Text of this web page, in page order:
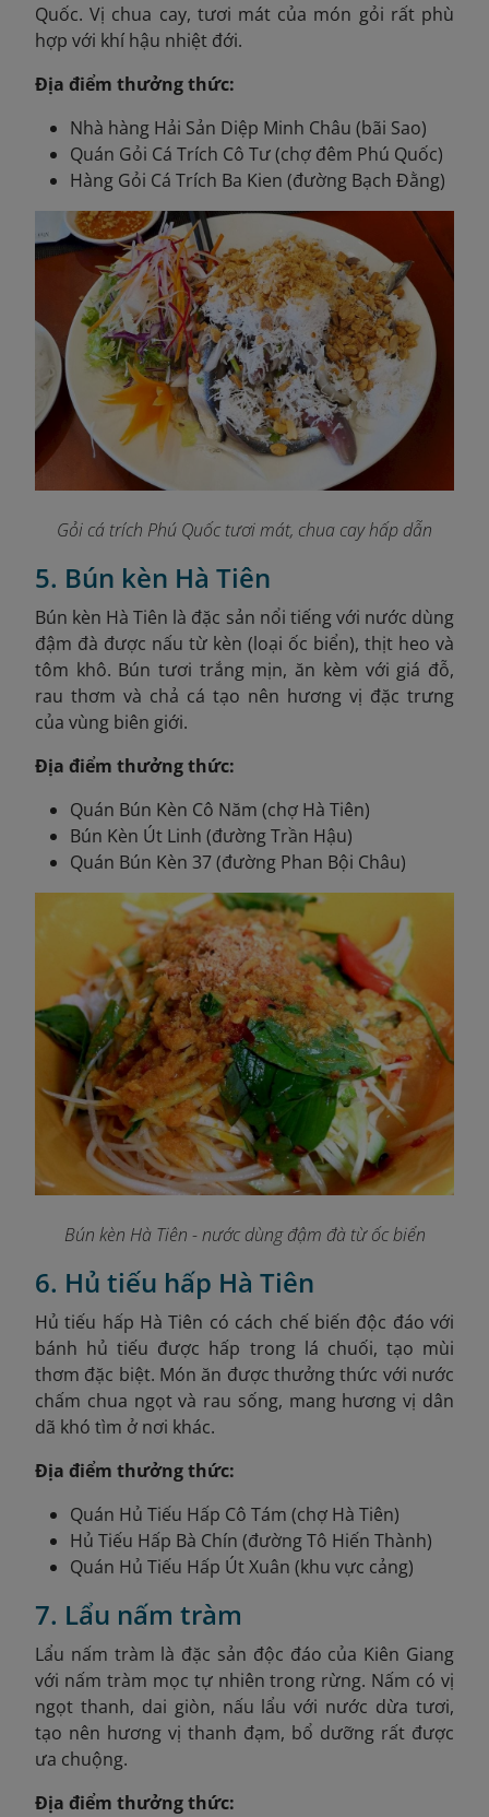
Quốc. Vị chua cay, tươi mát của món gỏi rất phù
hợp với khí hậu nhiệt đới.
Địa điểm thưởng thức:
Nhà hàng Hải Sản Diệp Minh Châu (bãi Sao)
Quán Gỏi Cá Trích Cô Tư (chợ đêm Phú Quốc)
Hàng Gỏi Cá Trích Ba Kien (đường Bạch Đằng)
Gỏi cá trích Phú Quốc tươi mát, chua cay hấp dẫn
5. Bún kèn Hà Tiên
Bún kèn Hà Tiên là đặc sản nổi tiếng với nước dùng
đậm đà được nấu từ kèn (loại ốc biển), thịt heo và
tôm khô. Bún tươi trắng mịn, ăn kèm với giá đỗ,
rau thơm và chả cá tạo nên hương vị đặc trưng
của vùng biên giới.
Địa điểm thưởng thức:
Quán Bún Kèn Cô Năm (chợ Hà Tiên)
Bún Kèn Út Linh (đường Trần Hậu)
Quán Bún Kèn 37 (đường Phan Bội Châu)
Bún kèn Hà Tiên - nước dùng đậm đà từ ốc biển
6. Hủ tiếu hấp Hà Tiên
Hủ tiếu hấp Hà Tiên có cách chế biến độc đáo với
bánh hủ tiếu được hấp trong lá chuối, tạo mùi
thơm đặc biệt. Món ăn được thưởng thức với nước
chấm chua ngọt và rau sống, mang hương vị dân
dã khó tìm ở nơi khác.
Địa điểm thưởng thức:
Quán Hủ Tiếu Hấp Cô Tám (chợ Hà Tiên)
Hủ Tiếu Hấp Bà Chín (đường Tô Hiến Thành)
Quán Hủ Tiếu Hấp Út Xuân (khu vực cảng)
7. Lẩu nấm tràm
Lẩu nấm tràm là đặc sản độc đáo của Kiên Giang
với nấm tràm mọc tự nhiên trong rừng. Nấm có vị
ngọt thanh, dai giòn, nấu lẩu với nước dừa tươi,
tạo nên hương vị thanh đạm, bổ dưỡng rất được
ưa chuộng.
Địa điểm thưởng thức: